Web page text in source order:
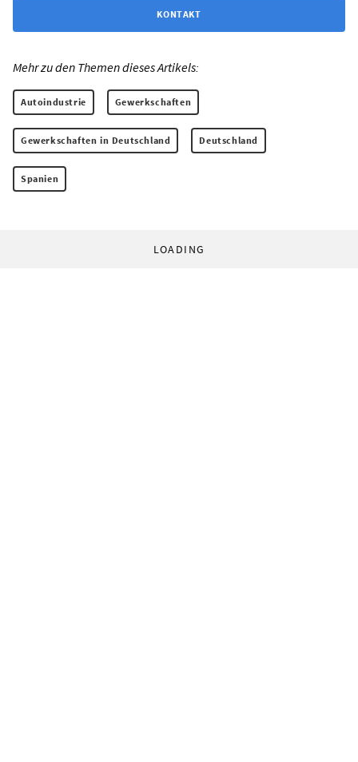
KONTAKT
Mehr zu den Themen dieses Artikels:
Autoindustrie Gewerkschaften
Gewerkschaften in Deutschland Deutschland
Spanien
LOADING